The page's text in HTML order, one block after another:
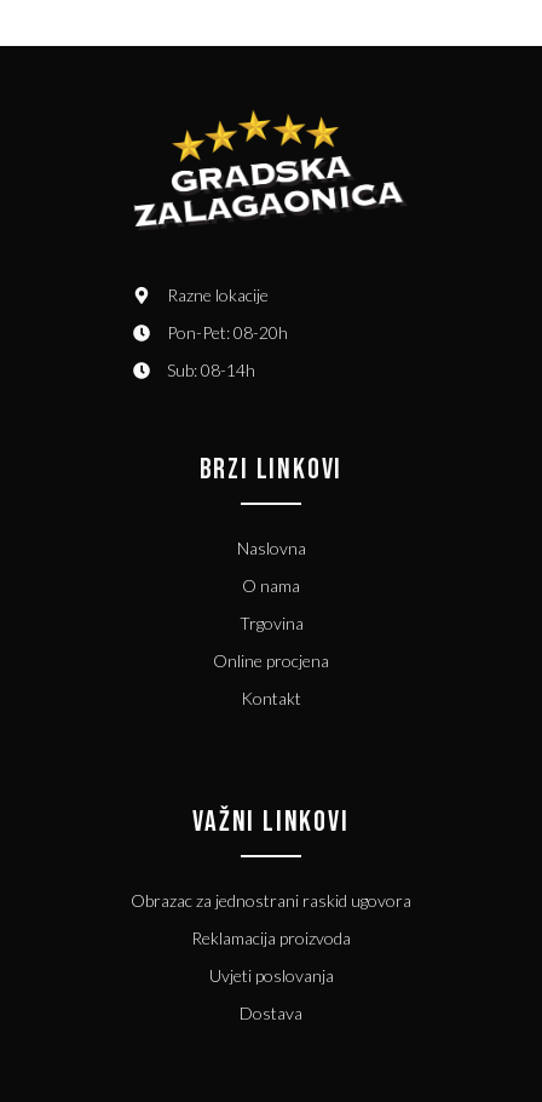
Razne lokacije
Pon-Pet: 08-20h
Sub: 08-14h
BRZI LINKOVI
Naslovna
O nama
Trgovina
Online procjena
Kontakt
VAŽNI LINKOVI
Obrazac za jednostrani raskid ugovora
Reklamacija proizvoda
Uvjeti poslovanja
Dostava